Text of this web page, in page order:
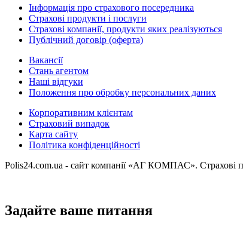
Інформація про страхового посередника
Страхові продукти і послуги
Страхові компанії, продукти яких реалізуються
Публічний договір (оферта)
Вакансії
Стань агентом
Наші відгуки
Положення про обробку персональних даних
Корпоративним клієнтам
Страховий випадок
Карта сайту
Політика конфіденційності
Polis24.com.ua - сайт компанії «АГ КОМПАС». Страхові
Задайте ваше питання